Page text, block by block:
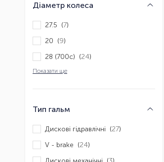
Діаметр колеса
27.5 (7)
20 (9)
28 (700с) (24)
Показати ще
Тип гальм
Дискові гідравлічні (27)
V - brake (24)